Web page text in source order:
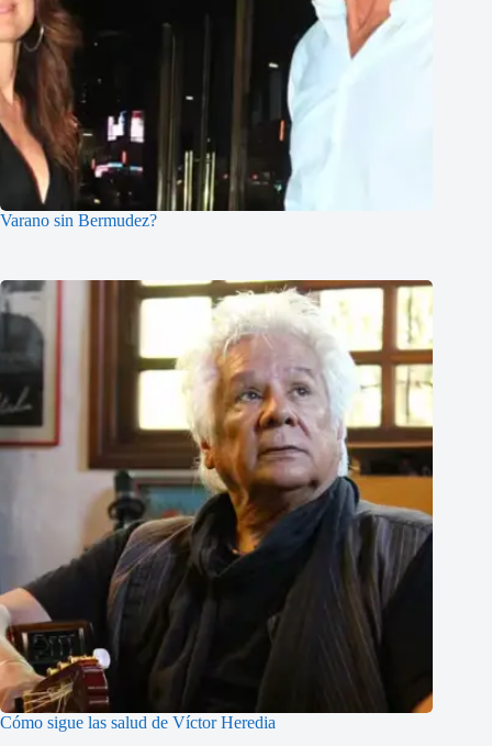
Varano sin Bermudez?
Cómo sigue las salud de Víctor Heredia